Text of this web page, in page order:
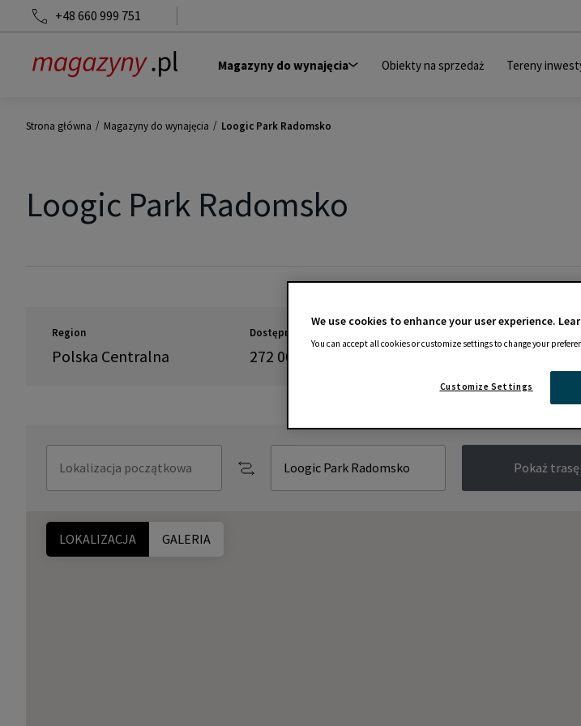
+48 660 999 751
Magazyny do wynajęcia Obiekty na sprzedaż Tereny
Strona główna / Magazyny do wynajęcia / Loogic Park Radomsko
Loogic Park Radomsko
Region
Polska Centralna
Dostępność
272 000
LOKALIZACJA GALERIA
Pokaż trasę
We use cookies to enhance your user experience.
You can accept all cookies or customize settings to change your
Customize Settings